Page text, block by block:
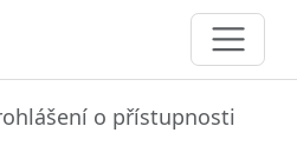
o přístupnosti